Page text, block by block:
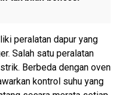
peralatan dapur yang
Salah satu peralatan
Berbeda dengan oven
kontrol suhu yang